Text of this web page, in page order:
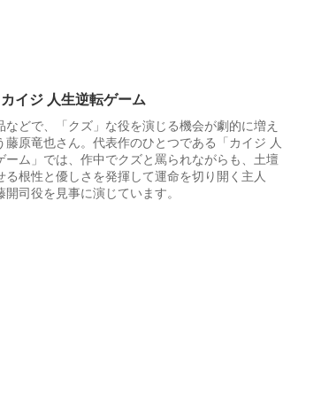
イジ 人生逆転ゲーム
などで、「クズ」な役を演じる機会が劇的に増え
藤原竜也さん。代表作のひとつである「カイジ 人
ーム」では、作中でクズと罵られながらも、土壇
る根性と優しさを発揮して運命を切り開く主人
開司役を見事に演じています。